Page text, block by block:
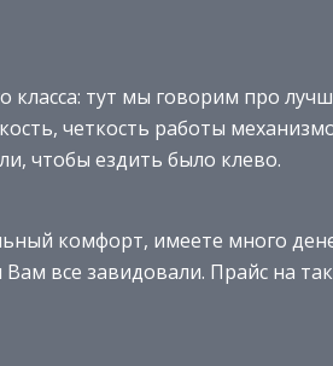
тут мы говорим про
четкость работы
чтобы ездить было клево.
комфорт, имеете много
все завидовали. Прайс на